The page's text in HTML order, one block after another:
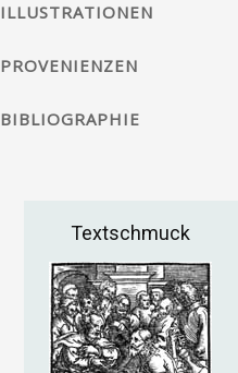
ILLUSTRATIONEN
PROVENIENZEN
BIBLIOGRAPHIE
Textschmuck